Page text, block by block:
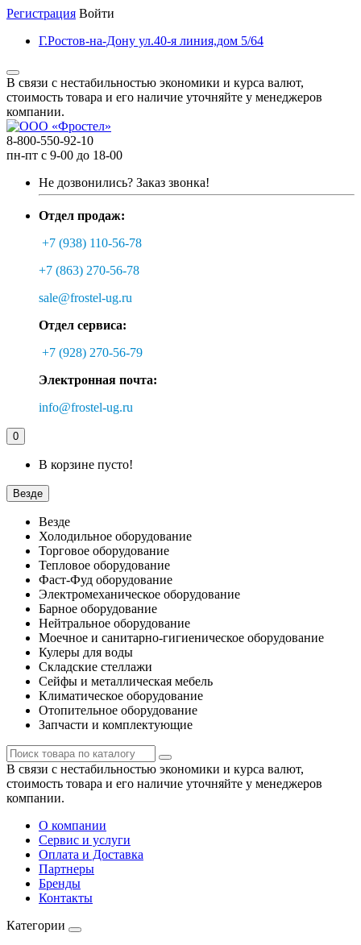
Регистрация Войти
Г.Ростов-на-Дону ул.40-я линия,дом 5/64
В связи с нестабильностью экономики и курса валют,
стоимость товара и его наличие уточняйте у менеджеров
компании.
8-800-550-92-10
пн-пт с 9-00 до 18-00
Не дозвонились? Заказ звонка!
Отдел продаж:
+7 (938) 110-56-78
+7 (863) 270-56-78
sale@frostel-ug.ru
Отдел сервиса:
+7 (928) 270-56-79
Электронная почта:
info@frostel-ug.ru
0
В корзине пусто!
Везде
Везде
Холодильное оборудование
Торговое оборудование
Тепловое оборудование
Фаст-Фуд оборудование
Электромеханическое оборудование
Барное оборудование
Нейтральное оборудование
Моечное и санитарно-гигиеническое оборудование
Кулеры для воды
Складские стеллажи
Сейфы и металлическая мебель
Климатическое оборудование
Отопительное оборудование
Запчасти и комплектующие
В связи с нестабильностью экономики и курса валют,
стоимость товара и его наличие уточняйте у менеджеров
компании.
О компании
Сервис и услуги
Оплата и Доставка
Партнеры
Бренды
Контакты
Категории